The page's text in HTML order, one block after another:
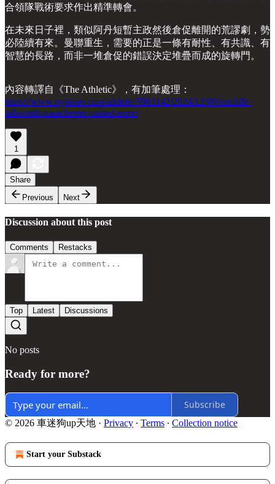
合領隊戰術要求作出精準轉會。
在未來日子裡，類似阿丹短暫主政然後倉促離開的荒謬劇，勢
必陸續有來。曼聯重生，需要的正是一條有耐性、有共識、有
智慧的長路，而非一堆倉促的錯誤決定堆疊而成的旋轉門。
內容轉譯自《The Athletic》，有加筆處理：
https://www.nytimes.com/athletic/5981142/2024/12/09/ratcliffe-
ashworth-manchester-united-error/
1
Share
Previous
Next
Discussion about this post
Comments Restacks
Top Latest Discussions
No posts
Ready for more?
Subscribe
© 2026 車迷狗up天地 · Privacy ∙ Terms ∙ Collection notice
Start your Substack